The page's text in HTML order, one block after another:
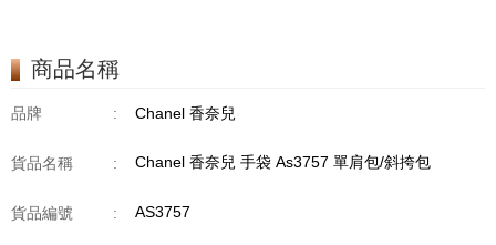
商品名稱
品牌 : Chanel 香奈兒
貨品名稱 : Chanel 香奈兒 手袋 As3757 單肩包/斜挎包
貨品編號 : AS3757